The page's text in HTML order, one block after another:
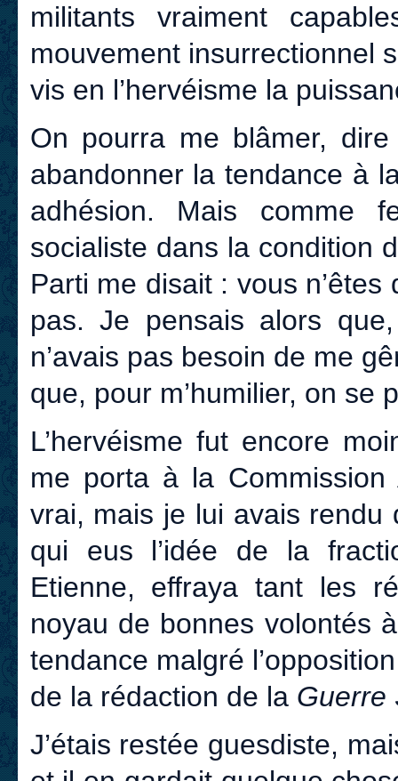
militants vraiment
mouvement insurrectionnel
vis en l’hervéisme la
On pourra me blâmer,
abandonner la tendance à
adhésion. Mais comme
socialiste dans la condition
Parti me disait : vous
pas. Je pensais alors
n’avais pas besoin de me
que, pour m’humilier, on se
L’hervéisme fut encore
me porta à la Commission
vrai, mais je lui avais rendu
qui eus l’idée de la
Etienne, effraya tant les
noyau de bonnes volontés
tendance malgré
de la rédaction de la Guerre
J’étais restée guesdiste,